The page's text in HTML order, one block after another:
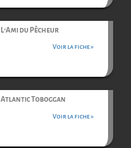
L’Ami du Pêcheur
Voir la fiche »
Atlantic Toboggan
Voir la fiche »